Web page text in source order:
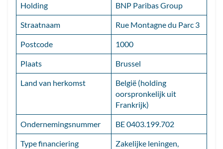
Holding BNP Paribas Group
Straatnaam Rue Montagne du Parc 3
Postcode 1000
Plaats Brussel
Land van herkomst
België (holding
oorspronkelijk uit
Frankrijk)
Ondernemingsnummer BE 0403.199.702
Type financiering
Zakelijke leningen,